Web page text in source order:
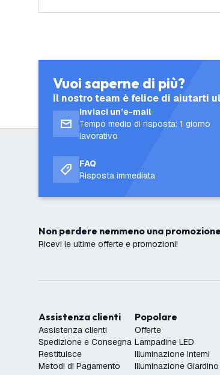
Vuoi saperne di più?
Il nostro team è felice di aiutarti
Inviaci un’e-mail
Tempo medio di risposta: 1 giorno
lavorativo
FAQ
Risposta immediata
Non perdere nemmeno una
Ricevi le ultime offerte e promozioni!
Assistenza clienti
Assistenza clienti
Spedizione e Consegna
Restituisce
Metodi di Pagamento
Popolare
Offerte
Lampadine LED
Illuminazione Interni
Illuminazione Giardino